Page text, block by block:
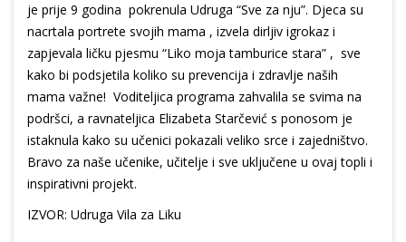
je prije 9 godina pokrenula Udruga “Sve za nju”. Djeca su
nacrtala portrete svojih mama , izvela dirljiv igrokaz i
zapjevala ličku pjesmu “Liko moja tamburice stara” , sve
kako bi podsjetila koliko su prevencija i zdravlje naših
mama važne! Voditeljica programa zahvalila se svima na
podršci, a ravnateljica Elizabeta Starčević s ponosom je
istaknula kako su učenici pokazali veliko srce i zajedništvo.
Bravo za naše učenike, učitelje i sve uključene u ovaj topli i
inspirativni projekt.
IZVOR: Udruga Vila za Liku